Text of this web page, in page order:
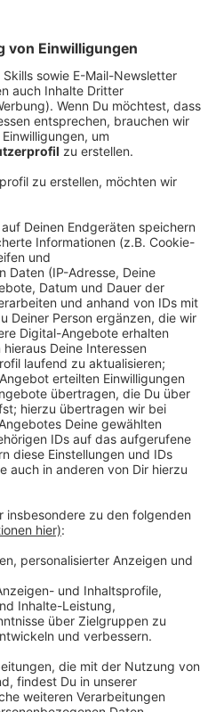
und er hat Talent. Doch der
steinig. Deshalb
zu beenden und sich
seinen Platz
berufliche Zukunft stellt
Seifenblase raus und
wieder da. Aber auch all
/ Netflix
Ihre
den YouTube
zu laden!
Service eines
um Videoinhalte
Service kann
Aktivitäten
lesen Sie die
stimmen Sie der
zu, um dieses